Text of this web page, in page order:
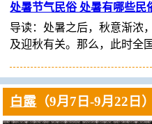
处暑节气民俗 处暑有哪些民
导读：处暑之后，秋意渐浓
及迎秋有关。那么，此时全
白露 （9月7日-9月22日）